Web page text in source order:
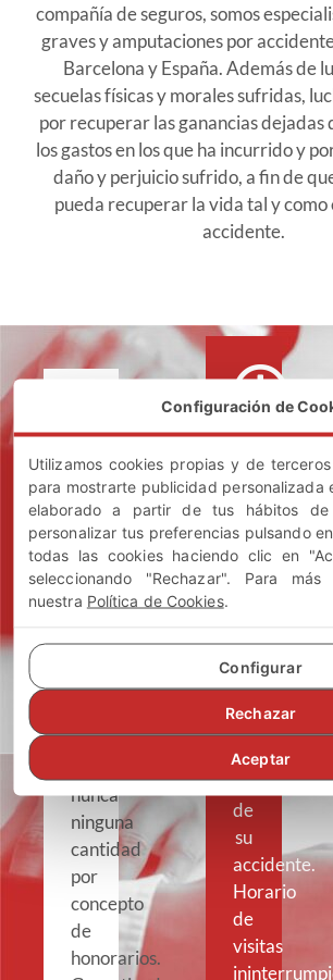
compañía de seguros, somos
graves y amputaciones por
Barcelona y España. Además de
secuelas físicas y morales sufridas,
por recuperar las ganancias dejadas
los gastos en los que ha incurrido y
daño y perjuicio sufrido, a fin de
pueda recuperar la vida tal y como
accidente.
Solo
cobramos
si
el
cliente
no
que
nunca
ninguna
cantidad
por
concepto
de
honorarios.
Todas
las
visitas
gratuitas:
Consultas
Expónganos
su
caso
y
las
de
su
accidente.
Horario
de
visitas
Configuración de
Utilizamos cookies propias y de
para mostrarte publicidad personalizada
elaborado a partir de tus hábitos de
personalizar tus preferencias pulsando
todas las cookies haciendo clic en
seleccionando "Rechazar". Para más
nuestra Política de Cookies.
Configurar
Rechazar
Aceptar